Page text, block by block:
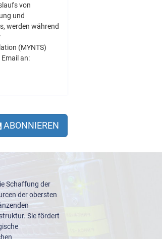
von
und
werden während
(MYNTS)
an:
ABONNIEREN
Schaffung der
der obersten
Sie fördert